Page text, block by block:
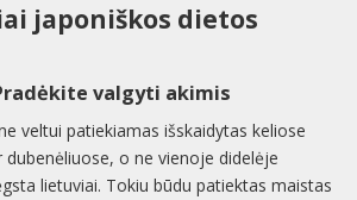
japoniškos dietos
valgyti akimis
veltui patiekiamas išskaidytas keliose
o ne vienoje didelėje
lietuviai. Tokiu būdu patiektas maistas